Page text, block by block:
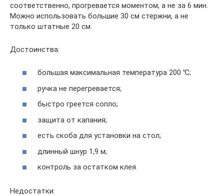
соответственно, прогревается моментом, а не за 6 мин.
Можно использовать большие 30 см стержни, а не
только штатные 20 см.
Достоинства:
большая максимальная температура 200 ℃;
ручка не перегревается;
быстро греется сопло;
защита от капания;
есть скоба для установки на стол;
длинный шнур 1,9 м;
контроль за остатком клея.
Недостатки: